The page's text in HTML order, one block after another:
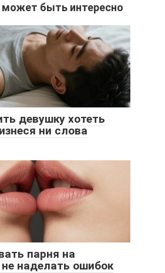
быть интересно
девушку хотеть
ни слова
парня на
наделать ошибок